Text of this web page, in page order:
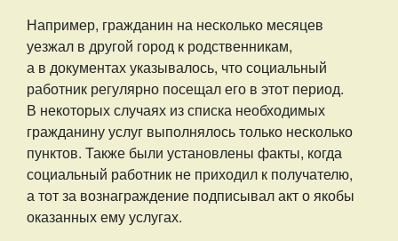
Например, гражданин на несколько месяцев
уезжал в другой город к родственникам,
а в документах указывалось, что социальный
работник регулярно посещал его в этот период.
В некоторых случаях из списка необходимых
гражданину услуг выполнялось только несколько
пунктов. Также были установлены факты, когда
социальный работник не приходил к получателю,
а тот за вознаграждение подписывал акт о якобы
оказанных ему услугах.